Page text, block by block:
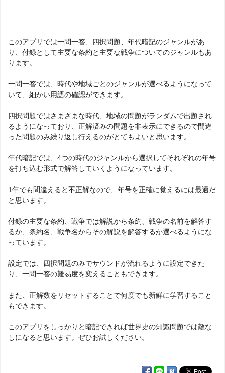
このアプリでは一問一答、四択問題、年代暗記のジャンルがあ
り、付録として主要な条約と主要な戦争についてのジャンルもあ
ります。
一問一答では、時代や地域ごとのジャンルが選べるようになって
いて、細かい用語の確認ができます。
四択問題ではさまざまな時代、地域の問題がランダムで出題され
るようになっており、正解済みの問題を非表示にできるので間違
った問題のみ繰り返し行えるのがとてもよいと思います。
年代暗記では、4つの時代のジャンルから選択してそれぞれの年号
を打ち込む形式で解答していくようになっています。
1年でも間違えると不正解なので、年号を正確に覚えるには最適だ
と思います。
付録の主要な条約、戦争では解説から条約、戦争の名前を解答す
るか、条約名、戦争名からその解説を解答するか選べるようにな
っています。
設定では、四択問題のみでサウンドが流れるように設定できた
り、一問一答の難易度を変えることもできます。
また、正解数をリセットすることで何度でも新鮮に学習すること
もできます。
このアプリをしっかりと暗記できれば世界史の知識問題では敵な
しになると思います。ぜひお試しください。